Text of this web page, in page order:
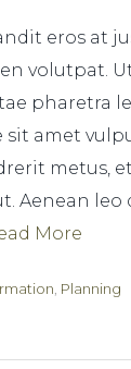
eros at
volutpat.
pharetra
sit amet
metus,
Aenean leo
More
Planning